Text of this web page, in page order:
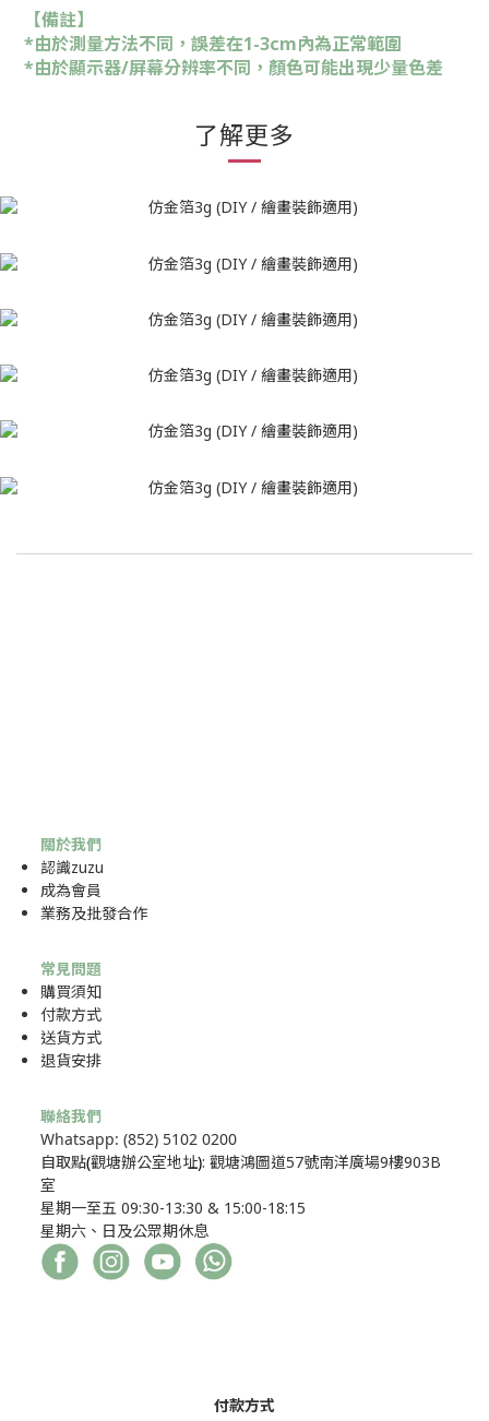
【備註】
*由於測量方法不同，誤差在1-3cm內為正常範圍
*由於顯示器/屏幕分辨率不同，顏色可能出現少量色差
了解更多
關於我們
認識zuzu
成為會員
業務及批發合作
常見問題
購買須知
付款方式
送貨方式
退貨安排
聯絡我們
Whatsapp: (852) 5102 0200
自取點(觀塘辦公室地址): 觀塘鴻圖道57號南洋廣場9樓903B
室
星期一至五 09:30-13:30 & 15:00-18:15
星期六、日及公眾期休息
付款方式